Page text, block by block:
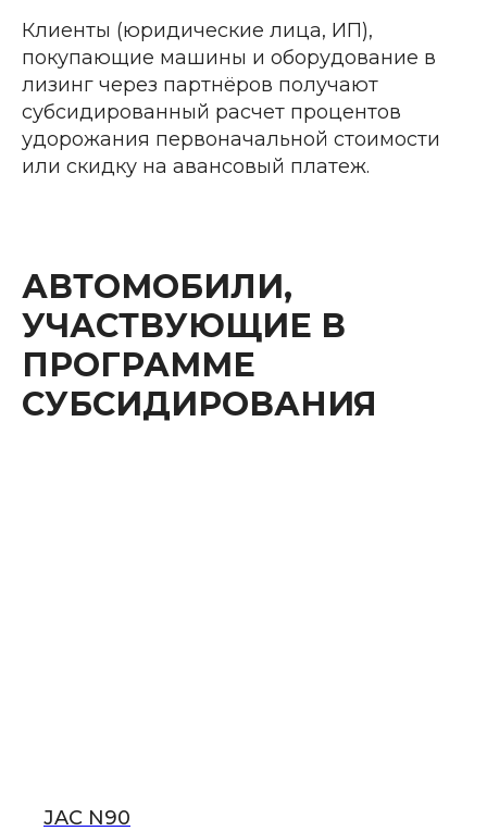
Клиенты (юридические лица, ИП),
покупающие машины и оборудование в
лизинг через партнёров получают
субсидированный расчет процентов
удорожания первоначальной стоимости
или скидку на авансовый платеж.
АВТОМОБИЛИ,
УЧАСТВУЮЩИЕ В
ПРОГРАММЕ
СУБСИДИРОВАНИЯ
JAC N90